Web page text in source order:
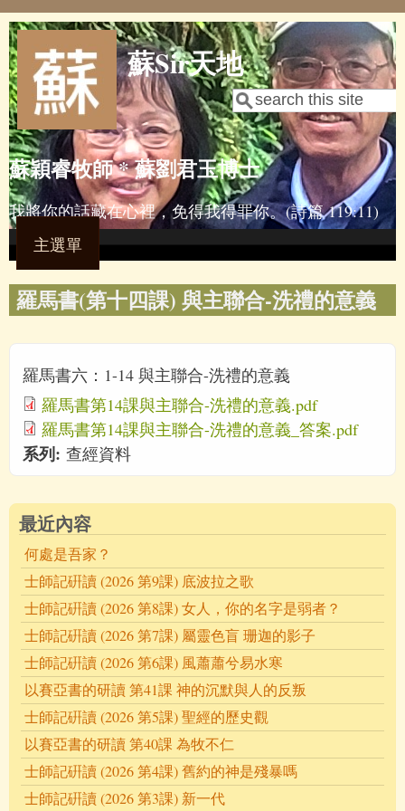
Skip to main content
蘇Sir天地
Search form
Search
蘇穎睿牧師 * 蘇劉君玉博士
我將你的話藏在心裡，免得我得罪你。(詩篇 119:11)
主選單
羅馬書(第十四課) 與主聯合-洗禮的意義
羅馬書六：1-14 與主聯合-洗禮的意義
羅馬書第14課與主聯合-洗禮的意義.pdf
羅馬書第14課與主聯合-洗禮的意義_答案.pdf
系列: 查經資料
最近內容
何處是吾家？
士師記硏讀 (2026 第9課) 底波拉之歌
士師記硏讀 (2026 第8課) 女人，你的名字是弱者？
士師記硏讀 (2026 第7課) 屬靈色盲 珊迦的影子
士師記硏讀 (2026 第6課) 風蕭蕭兮易水寒
以賽亞書的研讀 第41課 神的沉默與人的反叛
士師記硏讀 (2026 第5課) 聖經的歷史觀
以賽亞書的研讀 第40課 為牧不仁
士師記硏讀 (2026 第4課) 舊約的神是殘暴嗎
士師記硏讀 (2026 第3課) 新一代